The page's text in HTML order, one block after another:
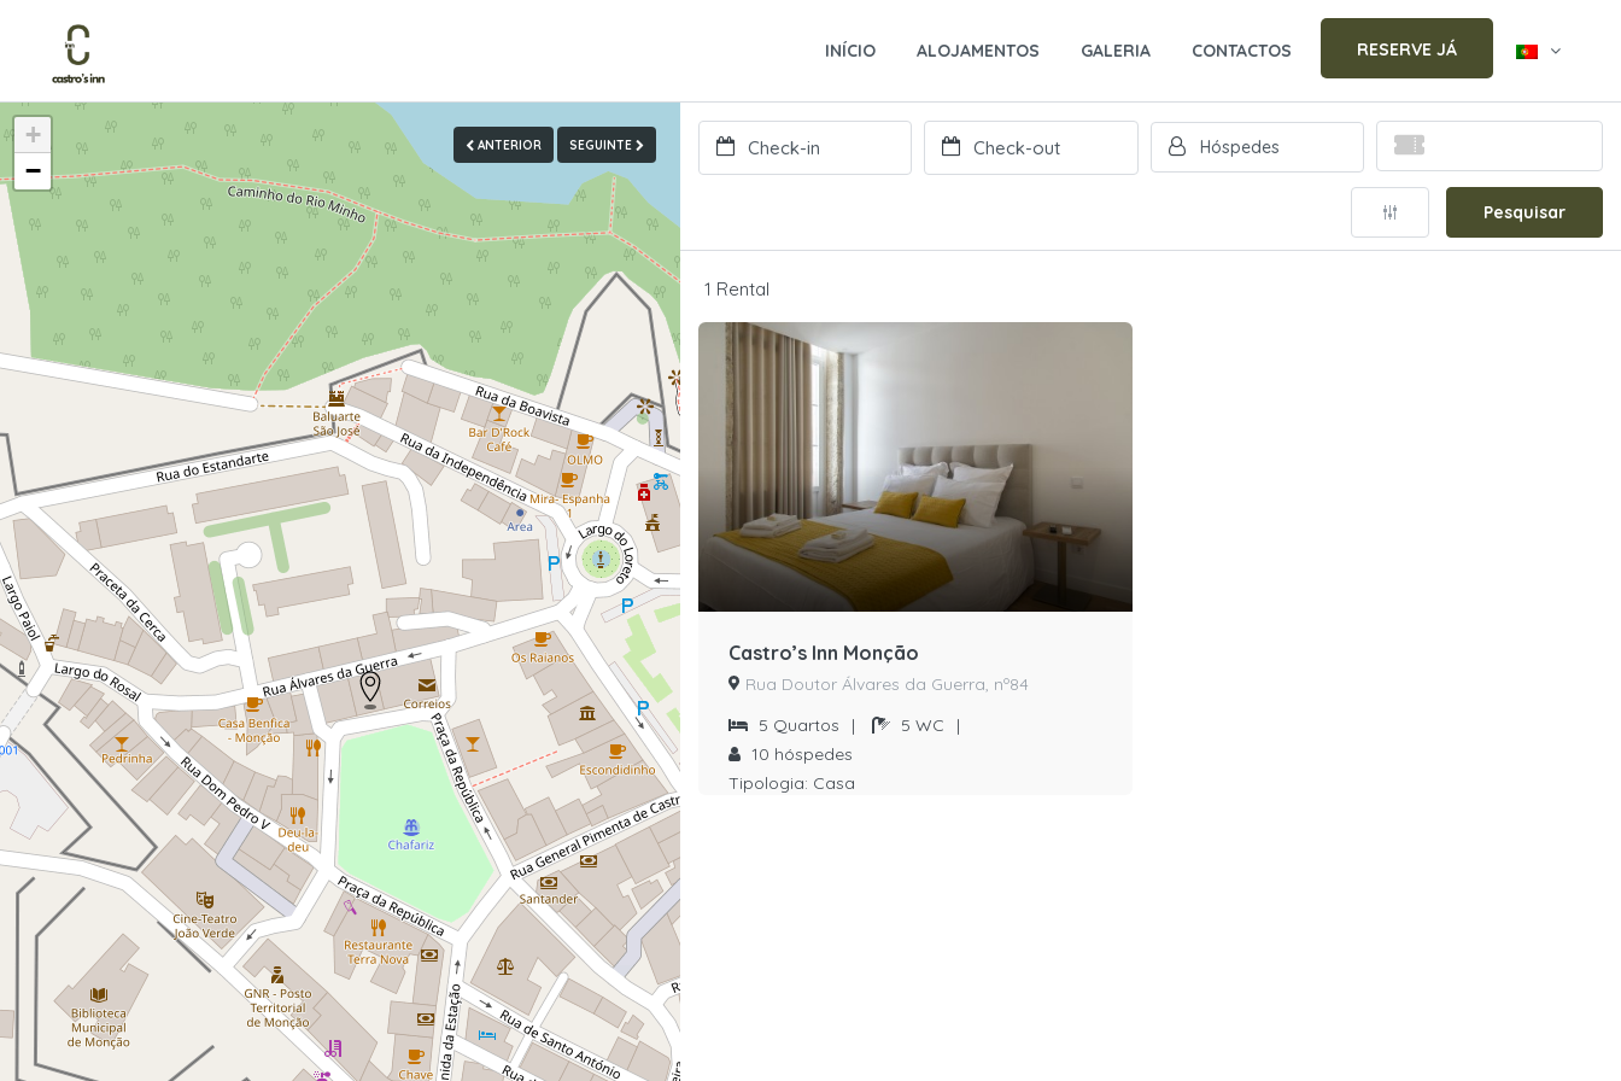
INÍCIO ALOJAMENTOS GALERIA CONTACTOS RESERVE JÁ
+
−
ANTERIOR SEGUINTE
Pesquisar
1 Rental
Castro’s Inn Monção
Rua Doutor Álvares da Guerra, nº84
5 Quartos | 5 WC
|
10 hóspedes
Tipologia: Casa